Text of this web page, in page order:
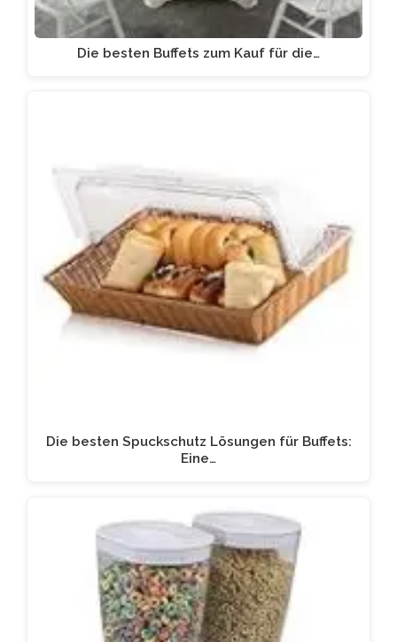
Die besten Buffets zum Kauf für die…
Die besten Spuckschutz Lösungen für Buffets:
Eine…